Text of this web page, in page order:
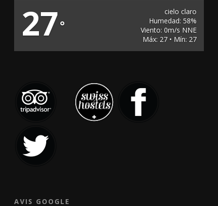
27°
cielo claro
Humedad: 58%
Viento: 0m/s NNE
Máx: 27 • Mín: 27
AVIS GOOGLE